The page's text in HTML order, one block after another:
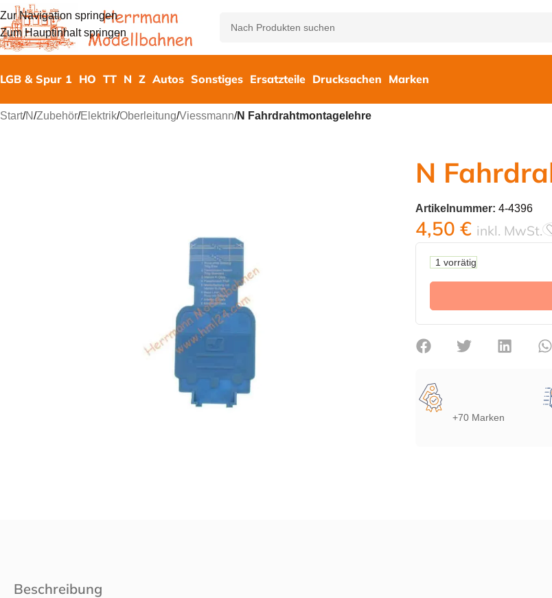
Zur Navigation springen
Zum Hauptinhalt springen
LGB & Spur 1 HO TT N Z Autos Sonstiges Ersatzteile Drucksachen Marken
Start/N/Zubehör/Elektrik/Oberleitung/Viessmann/N Fahrdrahtmontagelehre
N
Artikelnummer: 4-4396
4,50 € inkl. MwSt.
1 vorrätig
+70 Marken
Beschreibung